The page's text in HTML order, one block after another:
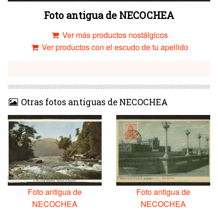
Foto antigua de NECOCHEA
Ver más productos nostálgicos
Ver productos con el escudo de tu apellido
Otras fotos antiguas de NECOCHEA
Foto antigua de
NECOCHEA
Foto antigua de
NECOCHEA